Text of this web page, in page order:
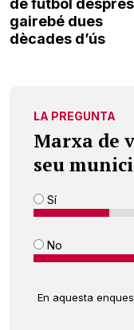
de futbol
gairebé dues
dècades d’ús
LA PREGUNTA
Marxa de
seu
Sí
No
En aquesta